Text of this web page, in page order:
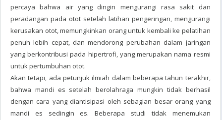
percaya bahwa air yang dingin mengurangi rasa sakit dan
peradangan pada otot setelah latihan pengeringan, mengurangi
kerusakan otot, memungkinkan orang untuk kembali ke pelatihan
penuh lebih cepat, dan mendorong perubahan dalam jaringan
yang berkontribusi pada hipertrofi, yang merupakan nama resmi
untuk pertumbuhan otot.
Akan tetapi, ada petunjuk ilmiah dalam beberapa tahun terakhir,
bahwa mandi es setelah berolahraga mungkin tidak berhasil
dengan cara yang diantisipasi oleh sebagian besar orang yang
mandi es sedingin es. Beberapa studi tidak menemukan